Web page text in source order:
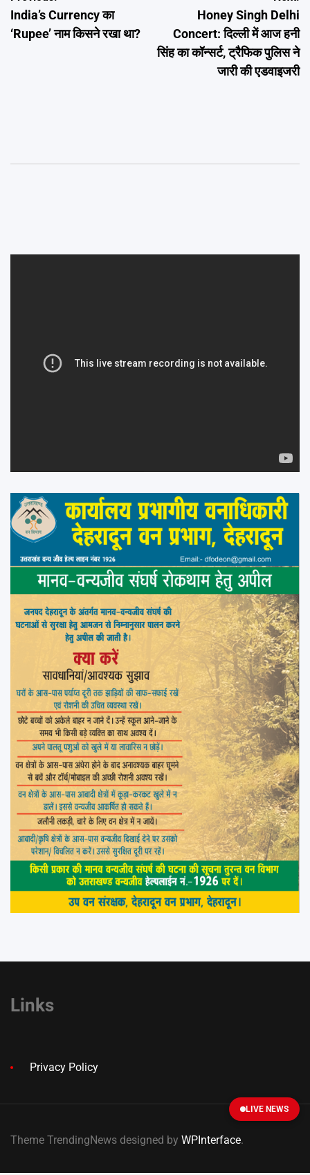
navigation
India’s Currency का
‘Rupee’ नाम किसने रखा था?
Honey Singh Delhi
Concert: दिल्ली में आज हनी
सिंह का कॉन्सर्ट, ट्रैफिक पुलिस ने
जारी की एडवाइजरी
Links
Privacy Policy
Theme TrendingNews designed by WPInterface.
LIVE NEWS